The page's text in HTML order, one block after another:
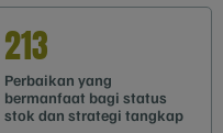
213
Perbaikan yang
bermanfaat bagi status
stok dan strategi tangkap